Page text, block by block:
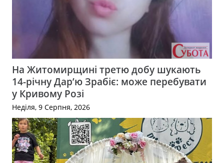
На Житомирщині третю добу шукають
14-річну Дар’ю Зрабіє: може перебувати
у Кривому Розі
Неділя, 9 Серпня, 2026